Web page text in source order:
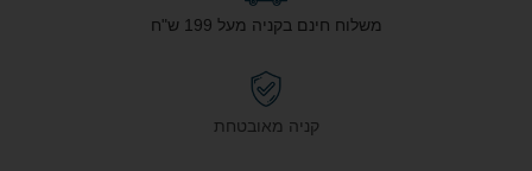
משלוח חינם בקניה מעל 199 ש"ח
קניה מאובטחת